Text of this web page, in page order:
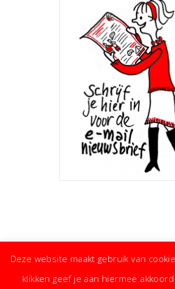
Deze website maakt gebruik van
klikken geef je aan hiermee